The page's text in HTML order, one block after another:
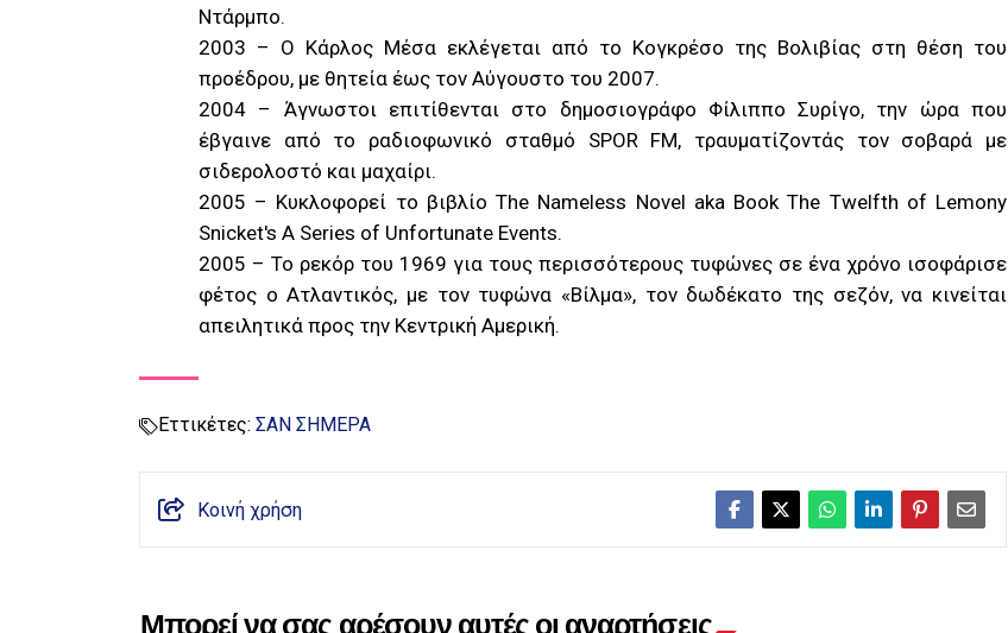
Ντάρμπο.
2003 – Ο Κάρλος Μέσα εκλέγεται από το Κογκρέσο της Βολιβίας στη θέση του
προέδρου, με θητεία έως τον Αύγουστο του 2007.
2004 – Άγνωστοι επιτίθενται στο δημοσιογράφο Φίλιππο Συρίγο, την ώρα που
έβγαινε από το ραδιοφωνικό σταθμό SPOR FM, τραυματίζοντάς τον σοβαρά με
σιδερολοστό και μαχαίρι.
2005 – Κυκλοφορεί το βιβλίο The Nameless Novel aka Book The Twelfth of Lemony
Snicket's A Series of Unfortunate Events.
2005 – Το ρεκόρ του 1969 για τους περισσότερους τυφώνες σε ένα χρόνο ισοφάρισε
φέτος ο Aτλαντικός, με τον τυφώνα «Bίλμα», τον δωδέκατο της σεζόν, να κινείται
απειλητικά προς την Kεντρική Aμερική.
Εττικέτες: ΣΑΝ ΣΗΜΕΡΑ
Κοινή χρήση